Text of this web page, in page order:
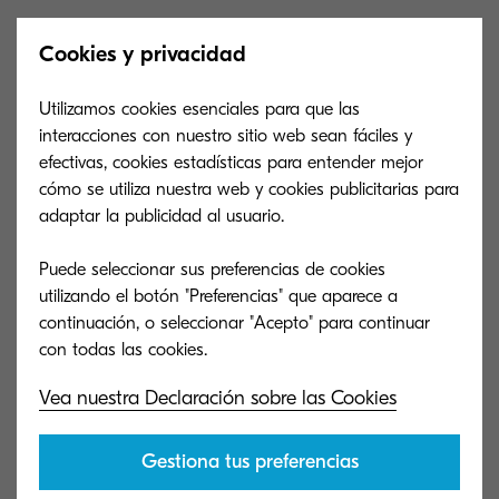
(China)
El bienestar físico y psicológico de los empleados
es una prioridad de Kyocera desde su misma
fundación. Este compromiso queda patente en el
lema corporativo "hacer lo correcto como seres
humanos".
para contribuir al avance y el desarrollo social.
relativos a la seguridad medioambiental, los
Cookies y privacidad
Utilizamos cookies esenciales para que las
interacciones con nuestro sitio web sean fáciles y
efectivas, cookies estadísticas para entender mejor
cómo se utiliza nuestra web y cookies publicitarias para
adaptar la publicidad al usuario.
Puede seleccionar sus preferencias de cookies
utilizando el botón "Preferencias" que aparece a
continuación, o seleccionar "Acepto" para continuar
Vea nuestra Declaración sobre las Cookies
Gestiona tus preferencias